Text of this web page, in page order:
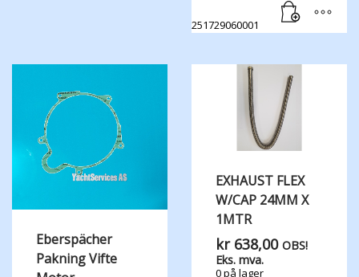
251729060001
Eberspächer
Pakning Vifte
EXHAUST FLEX
W/CAP 24MM X
1MTR
kr638,00 OBS!
Eks. mva.
0 på lager